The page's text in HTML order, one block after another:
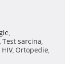
,
, Test sarcina,
HIV, Ortopedie,